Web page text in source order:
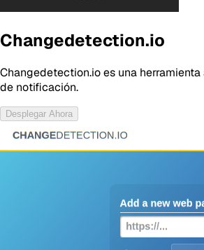
Changedetection.io
Changedetection.io es una
de notificación.
Desplegar Ahora